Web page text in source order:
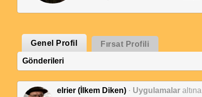
Genel Profil Fırsat Profili
Gönderileri
elrier (İlkem Diken) · Uygulamalar